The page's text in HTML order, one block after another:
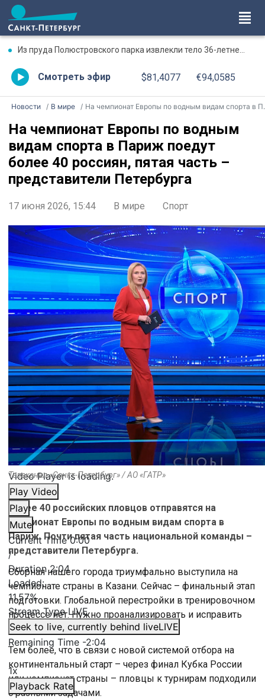
Из пруда Полюстровского парка извлекли тело 36-летнего мужчины
Смотреть эфир $81,4077 €94,0585
Новости В мире На чемпионат Европы по водным видам спорта в Париж поедут более 40 россиян, пятая часть – представители Петербурга
На чемпионат Европы по водным
видам спорта в Париж поедут
более 40 россиян, пятая часть –
представители Петербурга
17 июня 2026, 15:44 В мире Спорт
Video Player is loading.
Play Video
Play
Mute
Current Time0:00
/
Duration2:04
Loaded:
11.57%
Stream TypeLIVE
Seek to live, currently behind liveLIVE
Remaining Time -2:04
1x
Playback Rate
Телеканал «Санкт-Петербург» / АО «ГАТР»
Более 40 российских пловцов отправятся на
чемпионат Европы по водным видам спорта в
Париж. Почти пятая часть национальной команды –
представители Петербурга.
Сборная нашего города триумфально выступила на
чемпионате страны в Казани. Сейчас – финальный этап
подготовки. Глобальной перестройки в тренировочном
процессе нет. Нужно проанализировать и исправить
недочеты прошлых выступлений.
Тем более, что в связи с новой системой отбора на
континентальный старт – через финал Кубка России
или чемпионат страны – пловцы к турнирам подходили
с разными задачами.